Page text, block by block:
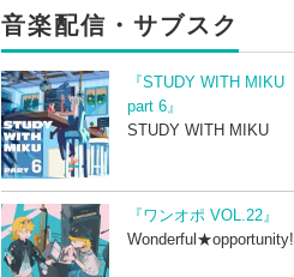
音楽配信・サブスク
『STUDY WITH MIKU
part 6』
STUDY WITH MIKU
『ワンオポ VOL.22』
Wonderful★opportunity!